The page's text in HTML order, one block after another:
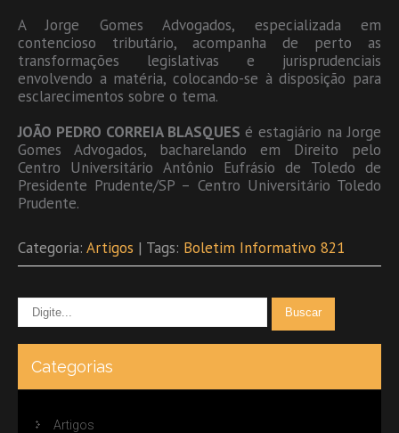
A Jorge Gomes Advogados, especializada em
contencioso tributário, acompanha de perto as
transformações legislativas e jurisprudenciais
envolvendo a matéria, colocando-se à disposição para
esclarecimentos sobre o tema.
JOÃO PEDRO CORREIA BLASQUES é estagiário na Jorge
Gomes Advogados, bacharelando em Direito pelo
Centro Universitário Antônio Eufrásio de Toledo de
Presidente Prudente/SP – Centro Universitário Toledo
Prudente.
Categoria: Artigos | Tags: Boletim Informativo 821
Categorias
Artigos